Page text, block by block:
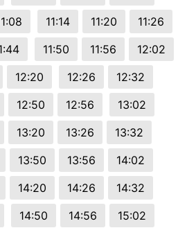
11:14 11:20
11:26
11:50 11:56
12:02
12:20 12:26
12:32
12:50 12:56
13:02
13:20 13:26
13:32
13:50 13:56
14:02
14:20 14:26
14:32
14:50 14:56
15:02